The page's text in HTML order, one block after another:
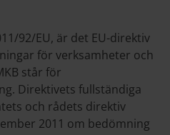
92/EU, är det EU-direktiv
för verksamheter och
står för
Direktivets fullständiga
och rådets direktiv
2011 om bedömning